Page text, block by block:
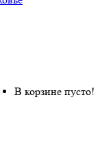
В корзине пусто!